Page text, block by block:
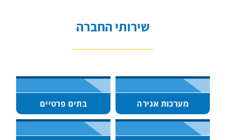
שירותי החברה
מערכות אגירה בתים פרטיים